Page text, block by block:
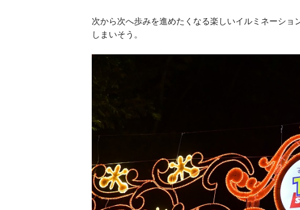
次から次へ歩みを進めたくなる楽しいイルミネーシ
しまいそう。